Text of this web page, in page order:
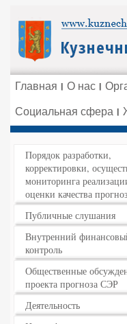
Главная О нас
Социальная сфера
Порядок разработки,
корректировки,
мониторинга
оценки качества
Публичные слушания
Внутренний
контроль
Общественные
проекта прогноза СЭР
Деятельность